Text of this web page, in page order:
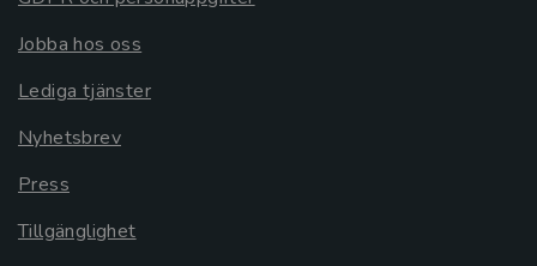
Jobba hos oss
Lediga tjänster
Nyhetsbrev
Press
Tillgänglighet